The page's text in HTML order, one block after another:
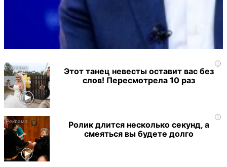
i
Этот танец невесты оставит вас без
слов! Пересмотрела 10 раз
i
Ролик длится несколько секунд, а
смеяться вы будете долго